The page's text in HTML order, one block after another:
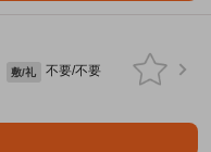
敷/礼
不要/不要